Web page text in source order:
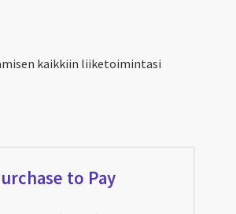
kaikkiin liiketoimintasi
to Pay